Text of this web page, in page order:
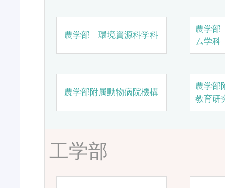
農学部 環境資源科学科
農学
ム学科
農学部附属動物病院機構
農学部
教育研
工学部